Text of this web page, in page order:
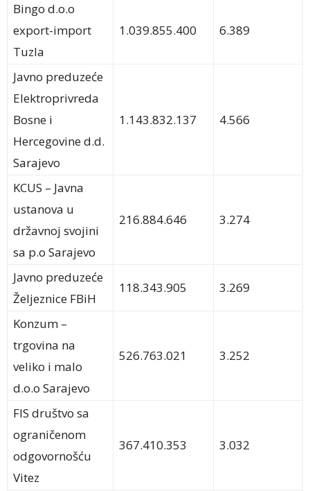
Bingo d.o.o
export-import
Tuzla
1.039.855.400 6.389
Javno preduzeće
Elektroprivreda
Bosne i
Hercegovine d.d.
Sarajevo
1.143.832.137 4.566
KCUS – Javna
ustanova u
državnoj svojini
sa p.o Sarajevo
216.884.646 3.274
Javno preduzeće
Željeznice FBiH
118.343.905 3.269
Konzum –
trgovina na
veliko i malo
d.o.o Sarajevo
526.763.021 3.252
FIS društvo sa
ograničenom
odgovornošću
Vitez
367.410.353 3.032